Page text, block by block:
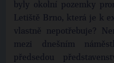
byly okolní pozemky
Letiště Brno, která je k
vlastně nepotřebuje?
mezi dnešním
předsedou